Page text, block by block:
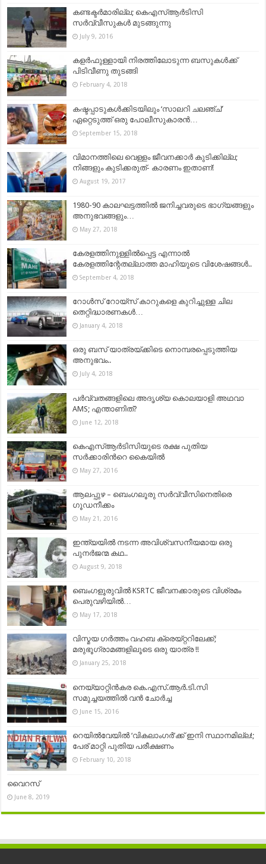
കണ്ടക്ടര്‍മാരില്ല; കെഎസ്ആര്‍ടിസി
സര്‍വ്വീസുകള്‍ മുടങ്ങുന്നു
July 9, 2016
കളര്‍ഫുള്ളായി നിരത്തിലോടുന്ന ബസുകള്‍ക്ക്
പിടിവീണു തുടങ്ങി
February 4, 2018
കഷ്ടപ്പാടുകൾക്കിടയിലും ‘സാലറി ചലഞ്ച്’
ഏറ്റെടുത്ത് ഒരു പോലീസുകാരൻ…
September 15, 2018
വിമാനത്തിലെ വെള്ളം ജീവനക്കാര്‍ കുടിക്കില്ല;
നിങ്ങളും കുടിക്കരുത്- കാരണം ഇതാണ്!
August 19, 2017
1980-90 കാലഘട്ടത്തിൽ ജനിച്ചവരുടെ ഭാഗ്യങ്ങളും
അനുഭവങ്ങളും…
May 27, 2018
കേരളത്തിനുള്ളിൽപ്പെട്ട എന്നാൽ
കേരളത്തിന്റേതല്ലാത്ത മാഹിയുടെ വിശേഷങ്ങൾ..
September 4, 2018
റോള്‍സ് റോയ്സ് കാറുകളെ കുറിച്ചുള്ള ചില
തെറ്റിദ്ധാരണകള്‍…
January 4, 2018
ഒരു ബസ് യാത്രയ്ക്കിടെ നൊമ്പരപ്പെടുത്തിയ
അനുഭവം..
July 4, 2018
പർവ്വതങ്ങളിലെ അദൃശ്യ കൊലയാളി അഥവാ
AMS; എന്താണിത്?
June 12, 2018
കെഎസ്ആര്‍ടിസിയുടെ രക്ഷ പുതിയ
സര്‍ക്കാരിന്‍റെ കൈയില്‍
May 27, 2016
ആലപ്പുഴ – ബെംഗലൂരു സര്‍വ്വീസിനെതിരെ
ഗൂഡനീക്കം
May 21, 2016
ഇന്ത്യയിൽ നടന്ന അവിശ്വസനീയമായ ഒരു
പുനർജന്മ കഥ..
August 9, 2018
ബെംഗളൂരുവില്‍ KSRTC ജീവനക്കാരുടെ വിശ്രമം
പെരുവഴിയില്‍…
May 17, 2018
വിസ്മയ ഗര്‍ത്തം വഹബ ക്രെയ്റ്ററിലേക്ക്;
മരുഭൂഗ്രാമങ്ങളിലൂടെ ഒരു യാത്ര !!
January 25, 2018
നെയ്യാറ്റിന്‍കര കെ.എസ്.ആർ.ടി.സി
സമുച്ചയത്തിൽ വൻ ചോർച്ച
June 15, 2016
റെയില്‍വേയില്‍ ‘വികലാംഗര്‍’ക്ക് ഇനി സ്ഥാനമില്ല!;
പേര് മാറ്റി പുതിയ പരീക്ഷണം
February 10, 2018
വൈറസ്
June 8, 2019